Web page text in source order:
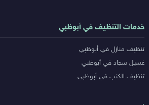
خدمات التنظيف في أبوظبي
تنظيف منازل في أبوظبي
غسيل سجاد في أبوظبي
تنظيف الكنب في أبوظبي